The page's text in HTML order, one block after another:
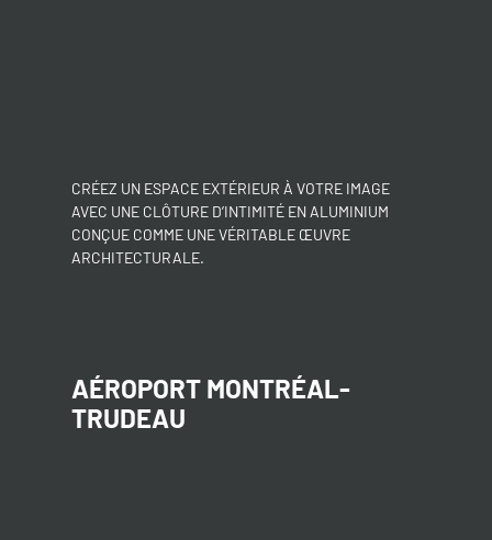
CRÉEZ UN ESPACE EXTÉRIEUR À VOTRE IMAGE
AVEC UNE CLÔTURE D’INTIMITÉ EN ALUMINIUM
CONÇUE COMME UNE VÉRITABLE ŒUVRE
ARCHITECTURALE.
AÉROPORT MONTRÉAL-
TRUDEAU